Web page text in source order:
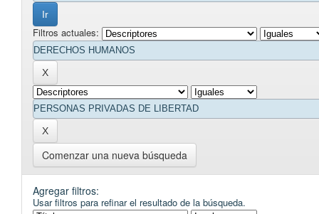
Filtros actuales:
Comenzar una nueva búsqueda
Agregar filtros:
Usar filtros para refinar el resultado de la búsqueda.